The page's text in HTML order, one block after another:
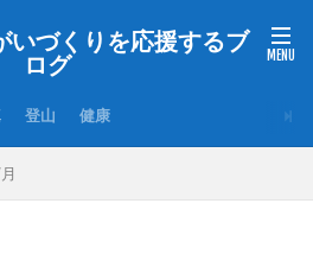
いづくりを応援するブ
ログ
登山 健康